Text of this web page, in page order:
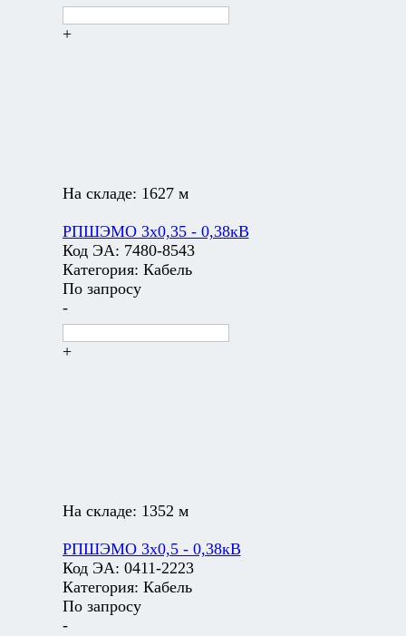
+
На складе: 1627 м
РПШЭМО 3х0,35 - 0,38кВ
Код ЭА: 7480-8543
Категория: Кабель
По запросу
-
+
На складе: 1352 м
РПШЭМО 3х0,5 - 0,38кВ
Код ЭА: 0411-2223
Категория: Кабель
По запросу
-